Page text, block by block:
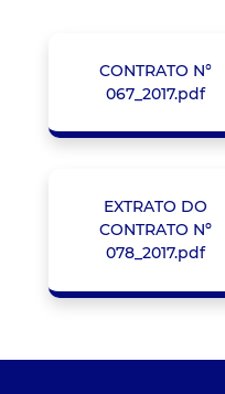
CONTRATO N°
067_2017.pdf
EXTRATO DO
CONTRATO Nº
078_2017.pdf